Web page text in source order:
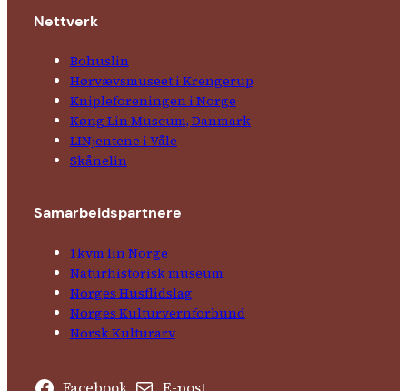
Nettverk
Bohuslin
Hørvævs­museet i Krengerup
Kniple­foreningen i Norge
Køng Lin Museum, Danmark
LINjentene i Våle
Skånelin
Samarbeids­partnere
1kvm lin Norge
Natur­his­torisk­ museum
Norges Husflids­lag
Norges Kultur­vern­forbund
Norsk Kulturarv